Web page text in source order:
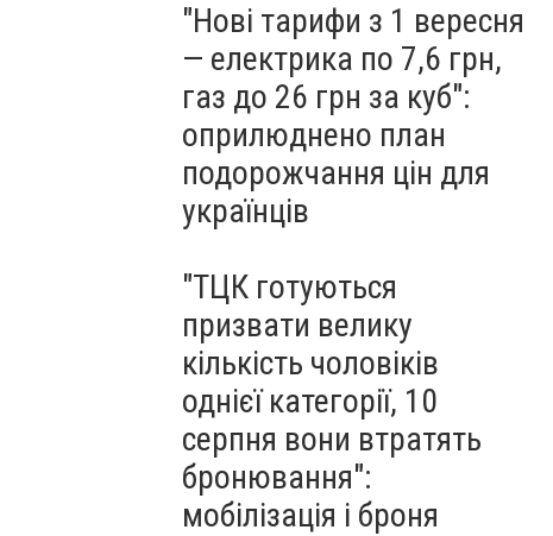
"Нові тарифи з 1 вересня
— електрика по 7,6 грн,
газ до 26 грн за куб":
оприлюднено план
подорожчання цін для
українців
"ТЦК готуються
призвати велику
кількість чоловіків
однієї категорії, 10
серпня вони втратять
бронювання":
мобілізація і броня